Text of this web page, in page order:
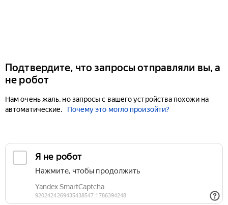
Подтвердите, что запросы отправляли вы, а
не робот
Нам очень жаль, но запросы с вашего устройства похожи на
автоматические.
Почему это могло произойти?